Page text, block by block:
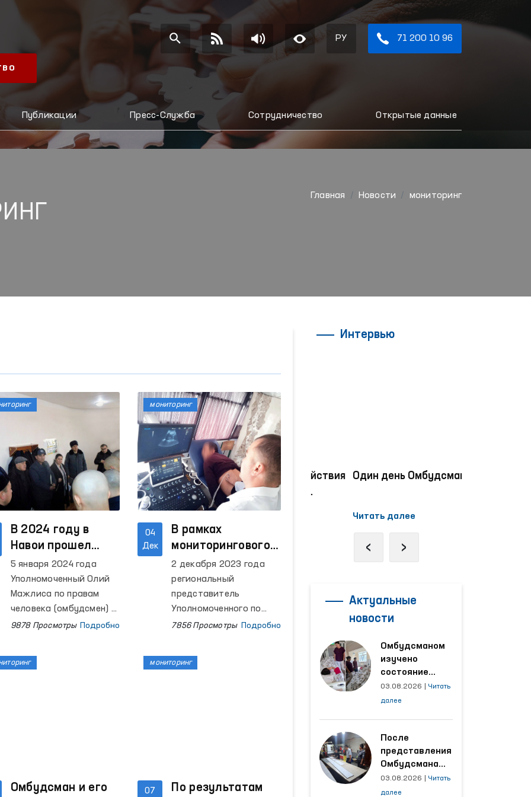
РУ 71 200 10 96
Публикации Пресс-Служба Сотрудничество Открытые данные
Главная Новости мониторинг
В 2024 году в
Навои прошел
первый
мониторинг под
руководством
Омбудсмена
5 января 2024 года
Уполномоченный Олий
Мажлиса по правам
человека (омбудсмен) и
члены его
предотвращению пыток
9878 Просмотры Подробно
04
Дек
В рамках
мониторингового
визита в колонию-
поселение № 38 в
Самарканде
заключенные
прошли
обследование
2 декабря 2023 года
региональный
представитель
Уполномоченного по
правам человека
Самаркандской
областного управления
7856 Просмотры Подробно
мониторинг
Омбудсман и его
07
По результатам
мониторинг
Интервью
омбудсмана»:
интерактивные
по правам человека
Механизмы противодействия
насилию в отношении
женщин и детей в
социальных сетях
Один день Омбудсмана
Читать далее
‹ ›
Актуальные
новости
Омбудсманом
изучено
состояние
женщины,
пострадавшей от
области
03.08.2026
Читать
далее
После
представления
Омбудсмана
улучшены
условия на
03.08.2026
Читать
далее